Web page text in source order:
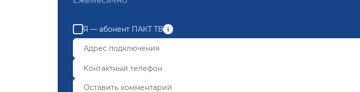
Я — абонент ПАКТ ТВ